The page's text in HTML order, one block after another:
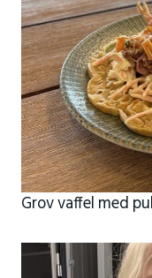
Grov vaffel med